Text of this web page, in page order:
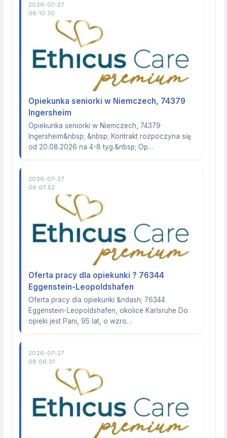
2026-07-27
08:10:30
Opiekunka seniorki w Niemczech, 74379
Ingersheim
Opiekunka seniorki w Niemczech, 74379
Ingersheim&nbsp; &nbsp; Kontrakt rozpoczyna się
od 20.08.2026 na 4-8 tyg.&nbsp; Op…
2026-07-27
08:07:52
Oferta pracy dla opiekunki ? 76344
Eggenstein-Leopoldshafen
Oferta pracy dla opiekunki &ndash; 76344
Eggenstein-Leopoldshafen, okolice Karlsruhe Do
opieki jest Pani, 95 lat, o wzro…
2026-07-27
08:06:31